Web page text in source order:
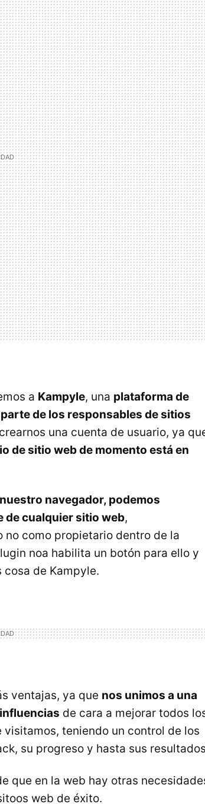
a Kampyle, una plataforma de
de los responsables de sitios
una cuenta de usuario, ya
de sitio web de momento está en
navegador, podemos
de cualquier sitio web,
como propietario dentro de la
noa habilita un botón para ello y
de Kampyle.
ventajas, ya que nos unimos a una
de cara a mejorar todos
teniendo un control de los
su progreso y hasta sus
que en la web hay otras
web de éxito.